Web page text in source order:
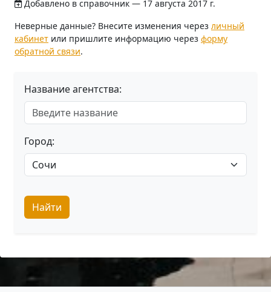
Добавлено в справочник — 17 августа 2017 г.
Неверные данные? Внесите изменения через личный
кабинет или пришлите информацию через форму
обратной связи.
Название агентства:
Город:
Найти